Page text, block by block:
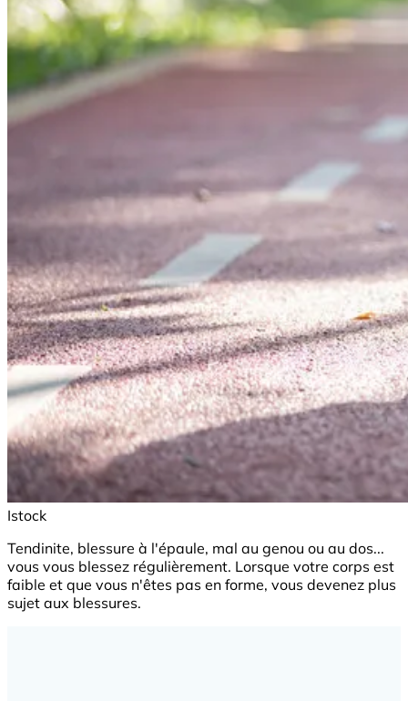
Istock
Tendinite, blessure à l'épaule, mal au genou ou au dos...
vous vous blessez régulièrement. Lorsque votre corps est
faible et que vous n'êtes pas en forme, vous devenez plus
sujet aux blessures.